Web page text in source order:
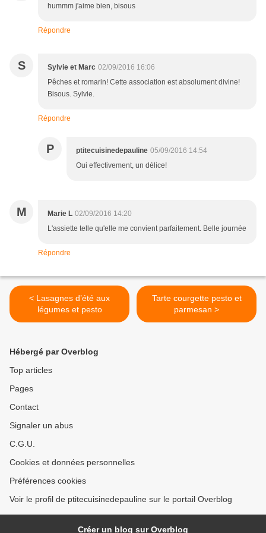
hummm j'aime bien, bisous
Répondre
S Sylvie et Marc 02/09/2016 16:06
Pêches et romarin! Cette association est absolument divine!
Bisous. Sylvie.
Répondre
P ptitecuisinedepauline 05/09/2016 14:54
Oui effectivement, un délice!
M Marie L 02/09/2016 14:20
L'assiette telle qu'elle me convient parfaitement. Belle journée
Répondre
< Lasagnes d’été aux
légumes et pesto
Tarte courgette pesto et
parmesan >
Hébergé par Overblog
Top articles
Pages
Contact
Signaler un abus
C.G.U.
Cookies et données personnelles
Préférences cookies
Voir le profil de ptitecuisinedepauline sur le portail Overblog
Créer un blog sur Overblog